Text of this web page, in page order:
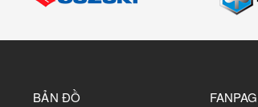
BẢN ĐỒ